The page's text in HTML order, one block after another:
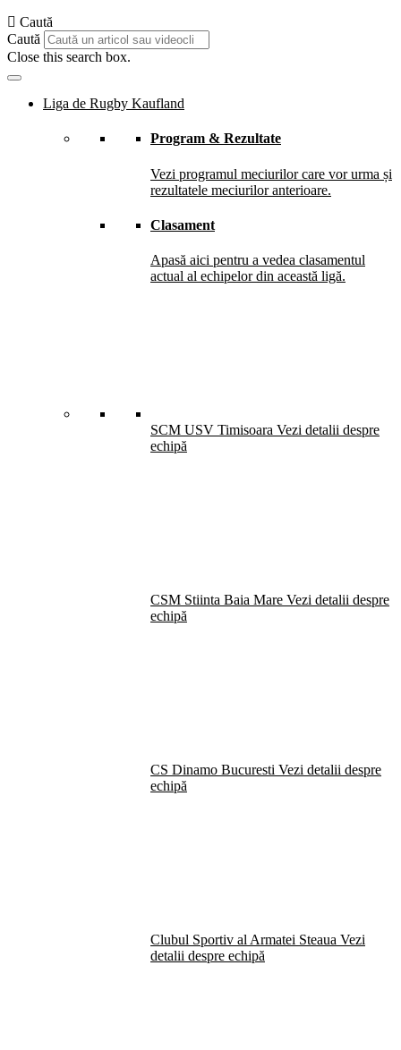
Caută
Caută
Close this search box.
Liga de Rugby Kaufland
Program & Rezultate
Vezi programul meciurilor care vor urma și
rezultatele meciurilor anterioare.
Clasament
Apasă aici pentru a vedea clasamentul
actual al echipelor din această ligă.
SCM USV Timisoara Vezi detalii despre
echipă
CSM Stiinta Baia Mare Vezi detalii despre
echipă
CS Dinamo Bucuresti Vezi detalii despre
echipă
Clubul Sportiv al Armatei Steaua Vezi
detalii despre echipă